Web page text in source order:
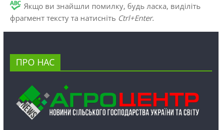
Якщо ви знайшли помилку, будь ласка, виділіть
фрагмент тексту та натисніть Ctrl+Enter.
ПРО НАС